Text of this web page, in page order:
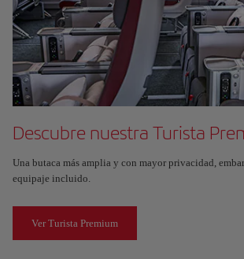
Descubre nuestra Turista
Una butaca más amplia y con mayor privacidad,
equipaje incluido.
Ver Turista Premium